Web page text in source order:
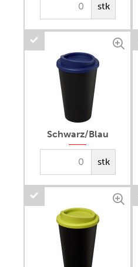
stk
Schwarz/Blau
stk